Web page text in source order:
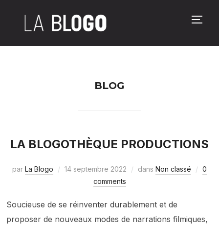
BLOG
LA BLOGOTHÈQUE PRODUCTIONS
par La Blogo 14 septembre 2022 dans Non classé
0
comments
Soucieuse de se réinventer durablement et de
proposer de nouveaux modes de narrations filmiques,